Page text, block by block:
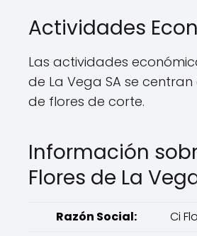
Actividades
Las actividades
de La Vega SA se centran
de flores de corte.
Información
Flores de La
Razón Social:
Ci